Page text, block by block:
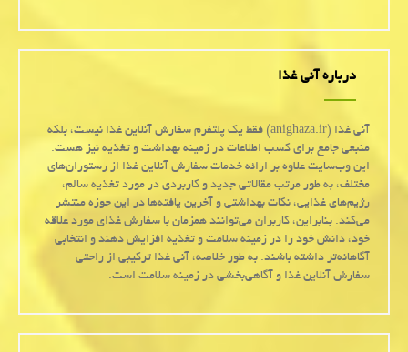
درباره آنی غذا
آنی غذا (anighaza.ir) فقط یک پلتفرم سفارش آنلاین غذا نیست، بلکه
منبعی جامع برای کسب اطلاعات در زمینه بهداشت و تغذیه نیز هست.
این وب‌سایت علاوه بر ارائه خدمات سفارش آنلاین غذا از رستوران‌های
مختلف، به طور مرتب مقالاتی جدید و کاربردی در مورد تغذیه سالم،
رژیم‌های غذایی، نکات بهداشتی و آخرین یافته‌ها در این حوزه منتشر
می‌کند. بنابراین، کاربران می‌توانند همزمان با سفارش غذای مورد علاقه
خود، دانش خود را در زمینه سلامت و تغذیه افزایش دهند و انتخابی
آگاهانه‌تر داشته باشند. به طور خلاصه، آنی غذا ترکیبی از راحتی
سفارش آنلاین غذا و آگاهی‌بخشی در زمینه سلامت است.